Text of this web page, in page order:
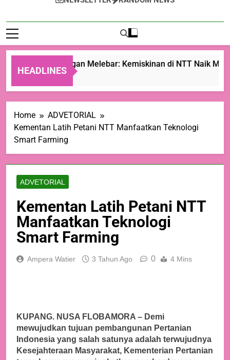
HEADLINES
Ketimpangan Melebar: Kemiskinan di NTT Naik
Home
ADVETORIAL
Kementan Latih Petani NTT Manfaatkan Teknologi
Smart Farming
ADVETORIAL
Kementan Latih Petani NTT
Manfaatkan Teknologi
Smart Farming
Ampera Watier 3 Tahun Ago 0 4 Mins
KUPANG. NUSA FLOBAMORA – Demi
mewujudkan tujuan pembangunan Pertanian
Indonesia yang salah satunya adalah terwujudnya
Kesejahteraan Masyarakat, Kementerian Pertanian